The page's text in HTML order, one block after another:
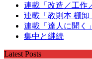
連載「改造／工作
連載「教則本 棚卸
連載「達人に聞く
集中と継続
Latest Posts